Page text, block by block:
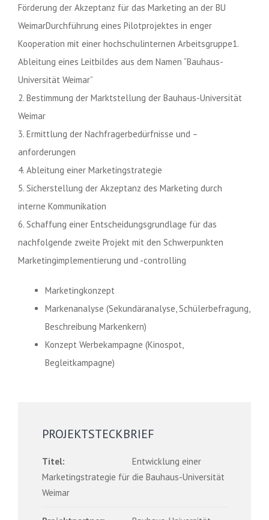
Förderung der Akzeptanz für das Marketing an der BU
WeimarDurchführung eines Pilotprojektes in enger
Kooperation mit einer hochschulinternen Arbeitsgruppe1.
Ableitung eines Leitbildes aus dem Namen “Bauhaus-
Universität Weimar”
2. Bestimmung der Marktstellung der Bauhaus-Universität
Weimar
3. Ermittlung der Nachfragerbedürfnisse und –
anforderungen
4. Ableitung einer Marketingstrategie
5. Sicherstellung der Akzeptanz des Marketing durch
interne Kommunikation
6. Schaffung einer Entscheidungsgrundlage für das
nachfolgende zweite Projekt mit den Schwerpunkten
Marketingimplementierung und -controlling
Marketingkonzept
Markenanalyse (Sekundäranalyse, Schülerbefragung,
Beschreibung Markenkern)
Konzept Werbekampagne (Kinospot,
Begleitkampagne)
PROJEKTSTECKBRIEF
Titel:
Entwicklung einer
Marketingstrategie für die Bauhaus-Universität
Weimar